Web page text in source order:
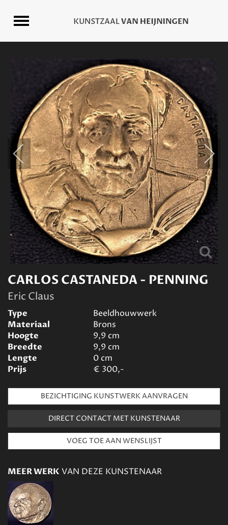
CARLOS CASTANEDA - PENNING
Eric Claus
Type
Beeldhouwwerk
Materiaal
Brons
Hoogte
9,9 cm
Breedte
9,9 cm
Lengte
0cm
Prijs
€ 300,-
BEZICHTIGING KUNSTWERK AANVRAGEN
DIRECT CONTACT MET KUNSTENAAR
MEER WERK VAN DEZE KUNSTENAAR